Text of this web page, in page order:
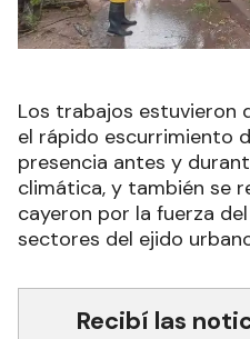
Los trabajos estuvieron
el rápido escurrimiento
presencia antes y
climática, y también se
cayeron por la fuerza
sectores del ejido
Recibí las